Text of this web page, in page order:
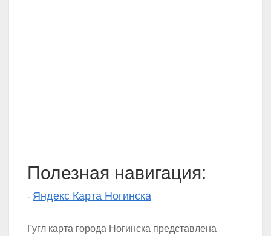
Полезная навигация:
- Яндекс Карта Ногинска
Гугл карта города Ногинска представлена